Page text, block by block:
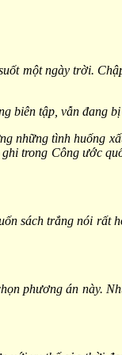
một ngày trời.
biên tập, vẫn đang
tình huống
trong Công ước
sách trắng nói rất
phương án này.